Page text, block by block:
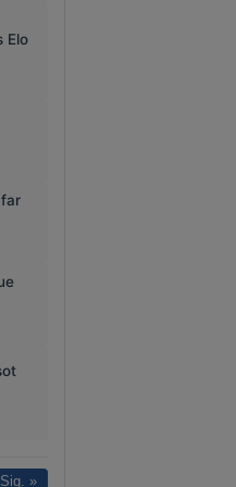
Elo
Sig. »